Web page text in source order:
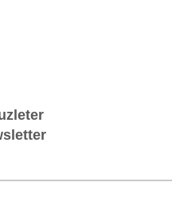
projekata koji inspirišu i podstiču